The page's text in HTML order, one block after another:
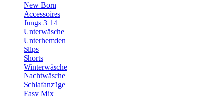
New Born
Accessoires
Jungs 3-14
Unterwäsche
Unterhemden
Slips
Shorts
Winterwäsche
Nachtwäsche
Schlafanzüge
Easy Mix